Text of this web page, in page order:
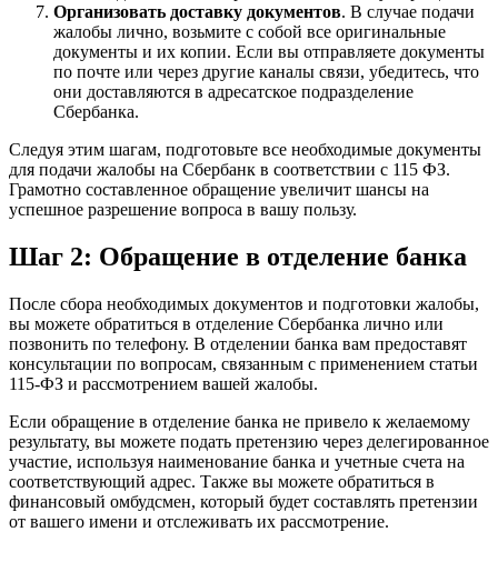
Организовать доставку документов. В случае подачи
жалобы лично, возьмите с собой все оригинальные
документы и их копии. Если вы отправляете документы
по почте или через другие каналы связи, убедитесь, что
они доставляются в адресатское подразделение
Сбербанка.
Следуя этим шагам, подготовьте все необходимые документы
для подачи жалобы на Сбербанк в соответствии с 115 ФЗ.
Грамотно составленное обращение увеличит шансы на
успешное разрешение вопроса в вашу пользу.
Шаг 2: Обращение в отделение банка
После сбора необходимых документов и подготовки жалобы,
вы можете обратиться в отделение Сбербанка лично или
позвонить по телефону. В отделении банка вам предоставят
консультации по вопросам, связанным с применением статьи
115-ФЗ и рассмотрением вашей жалобы.
Если обращение в отделение банка не привело к желаемому
результату, вы можете подать претензию через делегированное
участие, используя наименование банка и учетные счета на
соответствующий адрес. Также вы можете обратиться в
финансовый омбудсмен, который будет составлять претензии
от вашего имени и отслеживать их рассмотрение.